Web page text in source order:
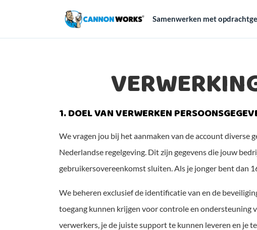
Samenwerken met
1. DOEL VAN VERWERKEN
We vragen jou bij het aanmaken van de account
Nederlandse regelgeving. Dit zijn gegevens die jouw
gebruikersovereenkomst sluiten. Als je jonger bent dan
We beheren exclusief de identificatie van en de
toegang kunnen krijgen voor controle en ondersteuning
verwerkers, je de juiste support te kunnen leveren en je